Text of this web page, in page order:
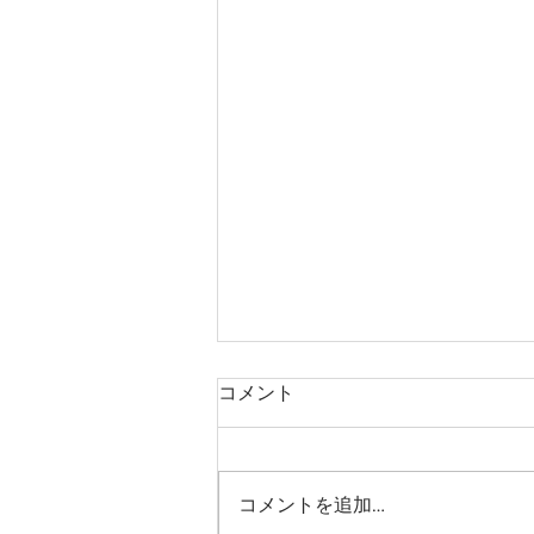
コメント
コメントを追加…